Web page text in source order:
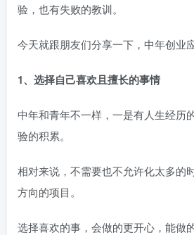
验，也有失败的教训。
今天就跟朋友们分享一下，中年创业
1、选择自己喜欢且擅长的事情
中年和青年不一样，一是有人生经历
验的积累。
相对来说，不需要也不允许化太多的
方向的项目。
选择喜欢的事，会做的更开心，能做